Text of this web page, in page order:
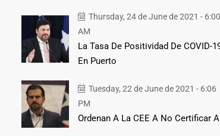
Thursday, 24 de June de 2021 - 6:00
AM
La Tasa De Positividad De COVID-
En Puerto
Tuesday, 22 de June de 2021 - 6:06
PM
Ordenan A La CEE A No Certificar A